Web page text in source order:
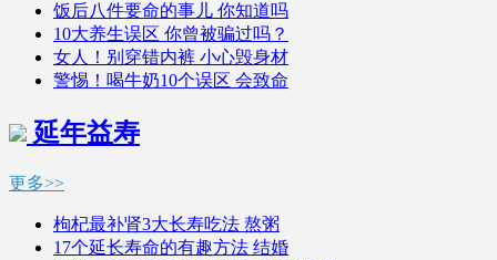
饭后八件要命的事儿 你知道吗
10大养生误区 你曾被骗过吗？
女人！别穿错内裤 小心毁身材
警惕！喝牛奶10个误区 会致命
延年益寿
更多>>
枸杞最补肾3大长寿吃法 熬粥
17个延长寿命的有趣方法 结婚